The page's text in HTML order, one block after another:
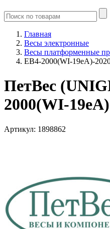
Главная
Весы электронные
Весы платформенные
ЕВ4-2000(WI-19eA)-
ПетВес
2000(WI-
Артикул: 1898862